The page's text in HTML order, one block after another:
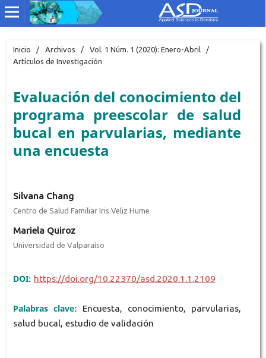
Inicio / Archivos / Vol. 1 Núm. 1 (2020): Enero-Abril
/
Artículos de Investigación
Evaluación del conocimiento del
programa preescolar de salud
bucal en parvularias, mediante
una encuesta
Silvana Chang
Centro de Salud Familiar Iris Veliz Hume
Mariela Quiroz
Universidad de Valparaíso
DOI: https://doi.org/10.22370/asd.2020.1.1.2109
Palabras clave:
Encuesta, conocimiento, parvularias,
salud bucal, estudio de validación